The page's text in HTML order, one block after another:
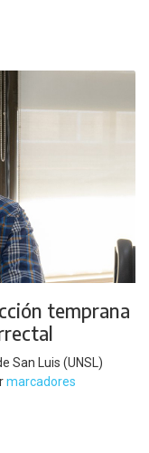
temprana
San Luis (UNSL)
marcadores